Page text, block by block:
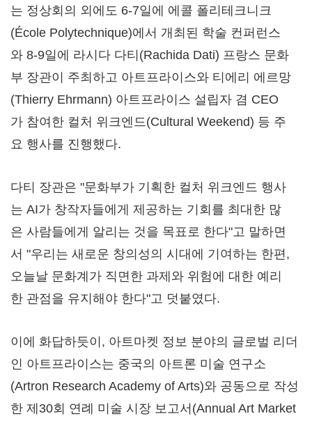
는 정상회의 외에도 6-7일에 에콜 폴리테크니크
(École Polytechnique)에서 개최된 학술 컨퍼런스
와 8-9일에 라시다 다티(Rachida Dati) 프랑스 문화
부 장관이 주최하고 아트프라이스와 티에리 에르망
(Thierry Ehrmann) 아트프라이스 설립자 겸 CEO
가 참여한 컬처 위크엔드(Cultural Weekend) 등 주
요 행사를 진행했다.
다티 장관은 "문화부가 기획한 컬처 위크엔드 행사
는 AI가 창작자들에게 제공하는 기회를 최대한 많
은 사람들에게 알리는 것을 목표로 한다"고 말하면
서 "우리는 새로운 창의성의 시대에 기여하는 한편,
오늘날 문화계가 직면한 과제와 위험에 대한 예리
한 관점을 유지해야 한다"고 덧붙였다.
이에 화답하듯이, 아트마켓 정보 분야의 글로벌 리더
인 아트프라이스는 중국의 아트론 미술 연구소
(Artron Research Academy of Arts)와 공동으로 작성
한 제30회 연례 미술 시장 보고서(Annual Art Market